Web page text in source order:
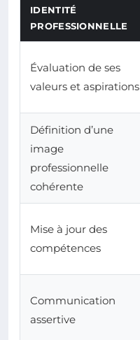
IDENTITÉ
PROFESSIONNELLE
Évaluation de ses
valeurs et aspirations
Définition d’une
image
professionnelle
cohérente
Mise à jour des
compétences
Communication
assertive